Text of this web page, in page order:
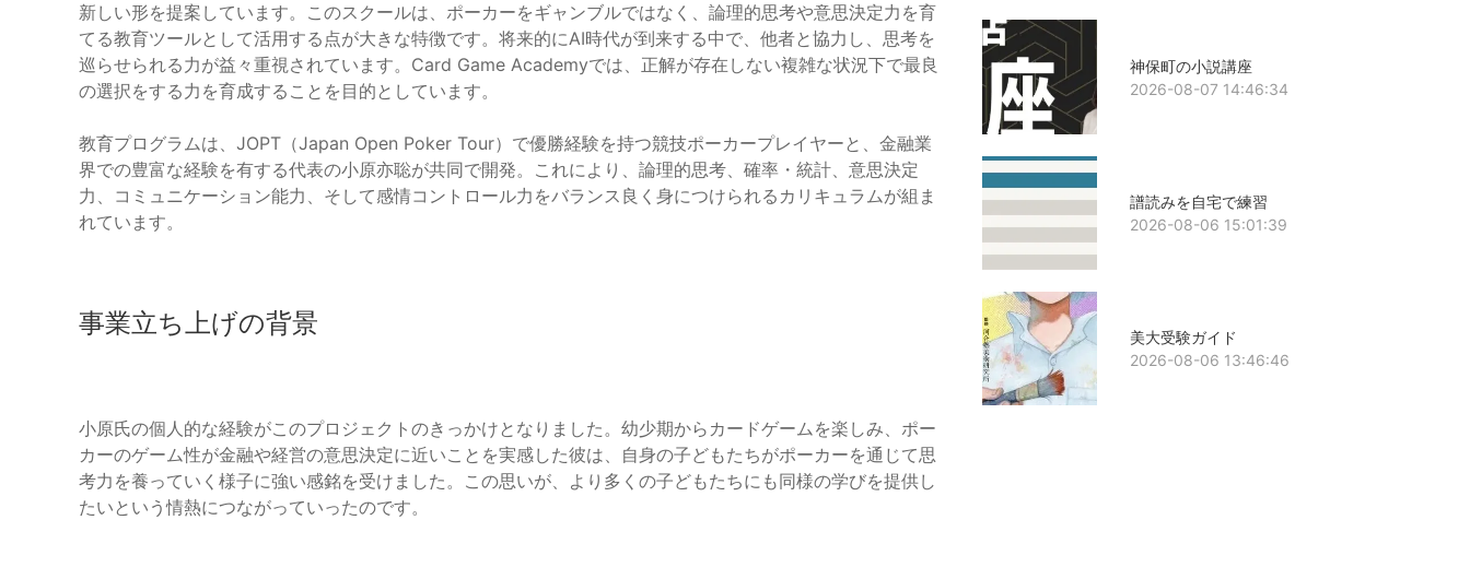
新しい形を提案しています。このスクールは、ポーカーをギャンブルではなく、論理的思考や意思決定力を育
てる教育ツールとして活用する点が大きな特徴です。将来的にAI時代が到来する中で、他者と協力し、思考を
巡らせられる力が益々重視されています。Card Game Academyでは、正解が存在しない複雑な状況下で最良
の選択をする力を育成することを目的としています。
教育プログラムは、JOPT（Japan Open Poker Tour）で優勝経験を持つ競技ポーカープレイヤーと、金融業
界での豊富な経験を有する代表の小原亦聡が共同で開発。これにより、論理的思考、確率・統計、意思決定
力、コミュニケーション能力、そして感情コントロール力をバランス良く身につけられるカリキュラムが組ま
れています。
事業立ち上げの背景
小原氏の個人的な経験がこのプロジェクトのきっかけとなりました。幼少期からカードゲームを楽しみ、ポー
カーのゲーム性が金融や経営の意思決定に近いことを実感した彼は、自身の子どもたちがポーカーを通じて思
考力を養っていく様子に強い感銘を受けました。この思いが、より多くの子どもたちにも同様の学びを提供し
たいという情熱につながっていったのです。
神保町の小説講座
2026-08-07 14:46:34
譜読みを自宅で練習
2026-08-06 15:01:39
美大受験ガイド
2026-08-06 13:46:46